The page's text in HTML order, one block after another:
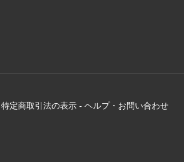
特定商取引法の表示 - ヘルプ・お問い合わせ